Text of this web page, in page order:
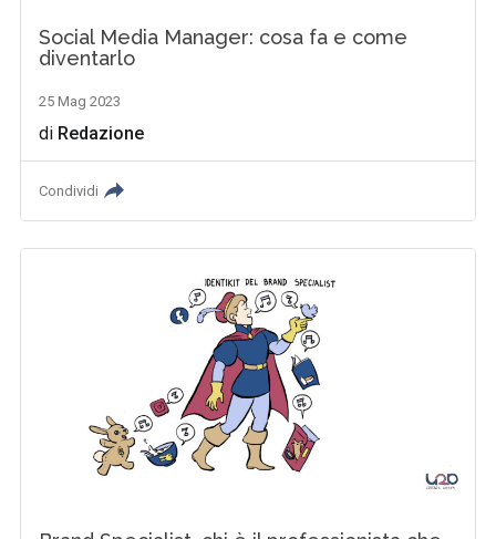
Social Media Manager: cosa fa e come
diventarlo
25 Mag 2023
di Redazione
Condividi